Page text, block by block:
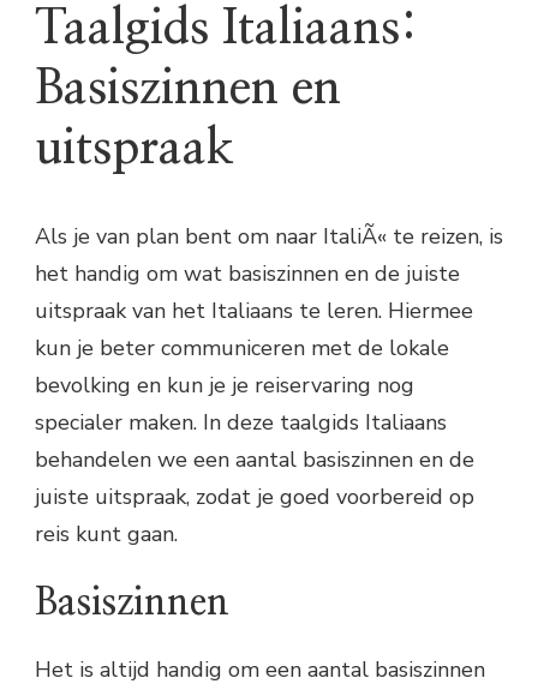
Taalgids Italiaans:
Basiszinnen en
uitspraak
Als je van plan bent om naar ItaliÃ« te reizen, is
het handig om wat basiszinnen en de juiste
uitspraak van het Italiaans te leren. Hiermee
kun je beter communiceren met de lokale
bevolking en kun je je reiservaring nog
specialer maken. In deze taalgids Italiaans
behandelen we een aantal basiszinnen en de
juiste uitspraak, zodat je goed voorbereid op
reis kunt gaan.
Basiszinnen
Het is altijd handig om een aantal basiszinnen